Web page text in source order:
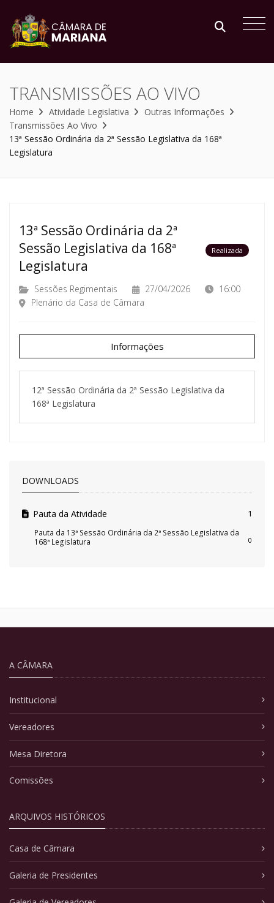
TRANSMISSÕES AO VIVO
Home Atividade Legislativa
Outras Informações
Transmissões Ao Vivo
13ª Sessão Ordinária da 2ª Sessão Legislativa da 168ª
Legislatura
13ª Sessão Ordinária da 2ª
Sessão Legislativa da 168ª
Legislatura
Realizada
Sessões Regimentais 27/04/2026
16:00
Plenário da Casa de Câmara
Informações
12ª Sessão Ordinária da 2ª Sessão Legislativa da
168ª Legislatura
DOWNLOADS
Pauta da Atividade 1
Pauta da 13ª Sessão Ordinária da 2ª Sessão Legislativa da
168ª Legislatura
0
A CÂMARA
Institucional
Vereadores
Mesa Diretora
Comissões
ARQUIVOS HISTÓRICOS
Casa de Câmara
Galeria de Presidentes